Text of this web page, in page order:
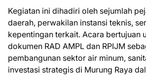
Kegiatan ini dihadiri oleh sejumlah
daerah, perwakilan instansi teknis,
kepentingan terkait. Acara bertujuan
dokumen RAD AMPL dan RPIJM
pembangunan sektor air minum,
investasi strategis di Murung Raya